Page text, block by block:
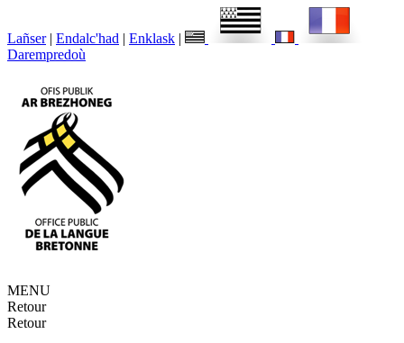
Lañser | Endalc'had | Enklask |
Darempredoù
MENU
Retour
Retour